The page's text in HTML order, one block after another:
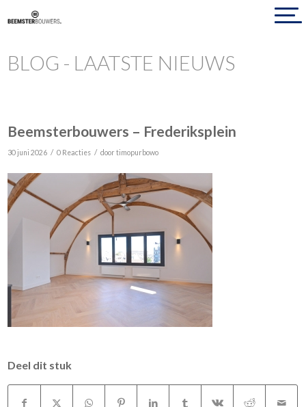
BLOG - LAATSTE NIEUWS
Beemsterbouwers – Frederiksplein
30 juni 2026 / 0 Reacties / doortimopurbowo
Deel dit stuk